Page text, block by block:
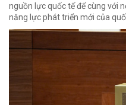
nguồn lực quốc tế để cùng với
năng lực phát triển mới của